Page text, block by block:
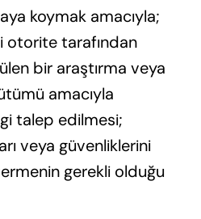
koymak amacıyla;
otorite tarafından
bir araştırma veya
amacıyla
talep edilmesi;
veya güvenliklerini
gerekli olduğu